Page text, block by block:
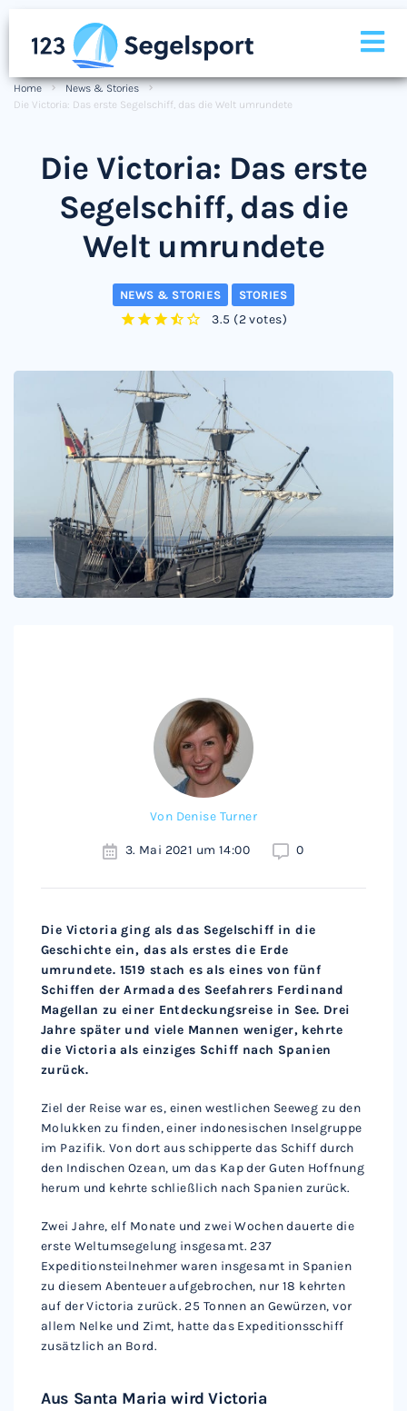
Home
News & Stories
Die Victoria: Das erste Segelschiff, das die Welt umrundete
Die Victoria: Das erste
Segelschiff, das die
Welt umrundete
NEWS & STORIES STORIES
3.5 (2 votes)
Von Denise Turner
3. Mai 2021 um 14:00 0
Die Victoria ging als das Segelschiff in die
Geschichte ein, das als erstes die Erde
umrundete. 1519 stach es als eines von fünf
Schiffen der Armada des Seefahrers Ferdinand
Magellan zu einer Entdeckungsreise in See. Drei
Jahre später und viele Mannen weniger, kehrte
die Victoria als einziges Schiff nach Spanien
zurück.
Ziel der Reise war es, einen westlichen Seeweg zu den
Molukken zu finden, einer indonesischen Inselgruppe
im Pazifik. Von dort aus schipperte das Schiff durch
den Indischen Ozean, um das Kap der Guten Hoffnung
herum und kehrte schließlich nach Spanien zurück.
Zwei Jahre, elf Monate und zwei Wochen dauerte die
erste Weltumsegelung insgesamt. 237
Expeditionsteilnehmer waren insgesamt in Spanien
zu diesem Abenteuer aufgebrochen, nur 18 kehrten
auf der Victoria zurück. 25 Tonnen an Gewürzen, vor
allem Nelke und Zimt, hatte das Expeditionsschiff
zusätzlich an Bord.
Aus Santa Maria wird Victoria